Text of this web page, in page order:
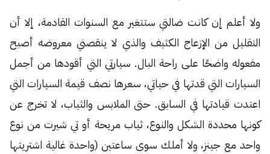
ولا أعلم إن كانت ضالتي ستتغير مع السنوات القادمة، إلا أن
التقليل من الإزعاج الكثيف والذي لا ينقصني معروضه أصبح
مفعوله واضحًا على راحة البال. سيارتي التي أقودها من أجمل
السيارات التي قدتها في حياتي، سعرها نصف قيمة السيارات التي
اعتدت قيادتها في السابق. حتى الملابس والثياب، لا تخرج عن
كونها محددة الشكل والنوع، ثياب مريحة أو تي شيرت من نوع
واحد مع جينز، ولا أملك سوى ساعتين (واحدة غالية اشتريتها